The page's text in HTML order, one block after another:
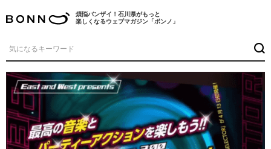
煩悩バンザイ！石川県がもっと
楽しくなるウェブマガジン「ボンノ」